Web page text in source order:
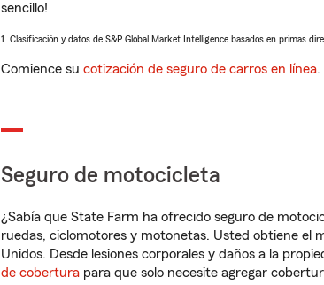
sencillo!
1. Clasificación y datos de S&P Global Market Intelligence basados en primas
Comience su cotización de seguro de carros en línea.
Seguro de motocicleta
¿Sabía que State Farm ha ofrecido seguro de
ruedas, ciclomotores y motonetas. Usted obtiene el
Unidos. Desde lesiones corporales y daños a la
de cobertura para que solo necesite agregar